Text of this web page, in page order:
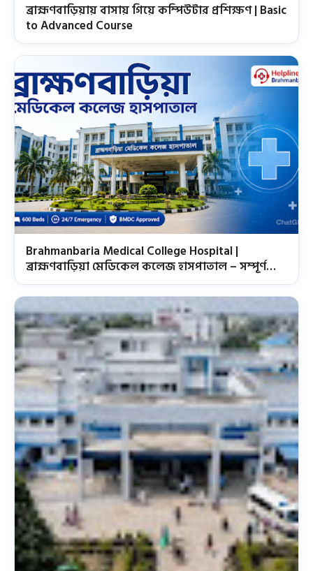
ব্রাহ্মণবাড়িয়ায় বাসায় গিয়ে কম্পিউটার প্রশিক্ষণ | Basic
to Advanced Course
Brahmanbaria Medical College Hospital |
ব্রাহ্মণবাড়িয়া মেডিকেল কলেজ হাসপাতাল – সম্পূর্ণ
তথ্য